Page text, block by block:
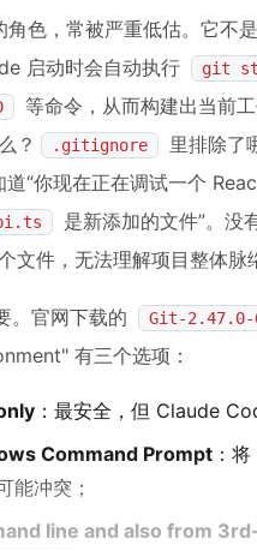
色，常被严重低估。它不
启动时会自动执行
git
等命令，从而构建出当前
？
.gitignore
里排除了
“你现在正在调试一个
是新添加的文件”。
文件，无法理解项目整体脉
。官网下载的 Git-
有三个选项：
：最安全，但 Claude
Command Prompt ：
能冲突；
line and also from